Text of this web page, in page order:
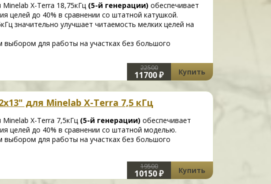
X-Terra 18,75кГц (5-й генерации) обеспечивает
целей до 40% в сравнении со штатной катушкой.
значительно улучшает читаемость мелких целей на
выбором для работы на участках без большого
22500
11700 ₽ Купить
для Minelab X-Terra 7,5 кГц
X-Terra 7,5кГц (5-й генерации) обеспечивает
целей до 40% в сравнении со штатной моделью.
выбором для работы на участках без большого
19500
10150 ₽ Купить